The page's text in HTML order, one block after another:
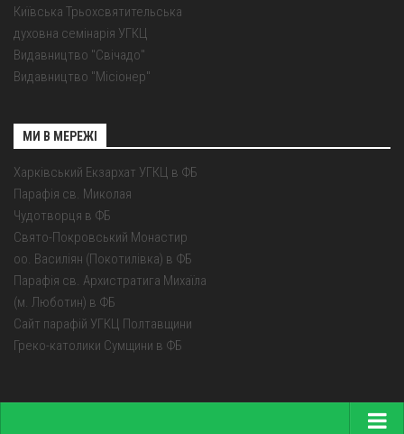
Київська Трьохсвятительська
духовна семінарія УГКЦ
Видавництво "Свічадо"
Видавництво "Місіонер"
МИ В МЕРЕЖІ
Харківський Екзархат УГКЦ в ФБ
Парафія св. Миколая
Чудотворця в ФБ
Свято-Покровський Монастир
оо. Василіян (Покотилівка) в ФБ
Парафія св. Архистратига Михаїла
(м. Люботин) в ФБ
Сайт парафій УГКЦ Полтавщини
Греко-католики Сумщини в ФБ